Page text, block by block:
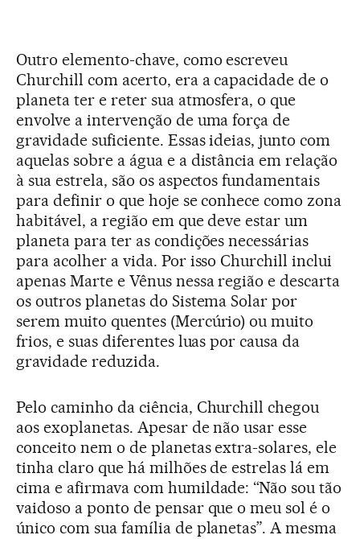
Outro elemento-chave, como escreveu
Churchill com acerto, era a capacidade de o
planeta ter e reter sua atmosfera, o que
envolve a intervenção de uma força de
gravidade suficiente. Essas ideias, junto com
aquelas sobre a água e a distância em relação
à sua estrela, são os aspectos fundamentais
para definir o que hoje se conhece como zona
habitável, a região em que deve estar um
planeta para ter as condições necessárias
para acolher a vida. Por isso Churchill inclui
apenas Marte e Vênus nessa região e descarta
os outros planetas do Sistema Solar por
serem muito quentes (Mercúrio) ou muito
frios, e suas diferentes luas por causa da
gravidade reduzida.
Pelo caminho da ciência, Churchill chegou
aos exoplanetas. Apesar de não usar esse
conceito nem o de planetas extra-solares, ele
tinha claro que há milhões de estrelas lá em
cima e afirmava com humildade: “Não sou tão
vaidoso a ponto de pensar que o meu sol é o
único com sua família de planetas”. A mesma